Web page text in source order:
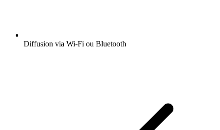
Diffusion via Wi-Fi ou Bluetooth